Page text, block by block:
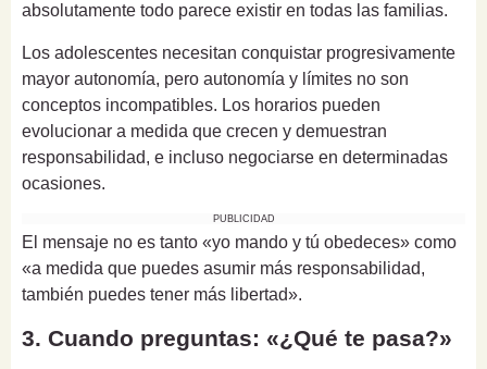
absolutamente todo parece existir en todas las familias.
Los adolescentes necesitan conquistar progresivamente
mayor autonomía, pero autonomía y límites no son
conceptos incompatibles. Los horarios pueden
evolucionar a medida que crecen y demuestran
responsabilidad, e incluso negociarse en determinadas
ocasiones.
PUBLICIDAD
El mensaje no es tanto «yo mando y tú obedeces» como
«a medida que puedes asumir más responsabilidad,
también puedes tener más libertad».
3. Cuando preguntas: «¿Qué te pasa?»